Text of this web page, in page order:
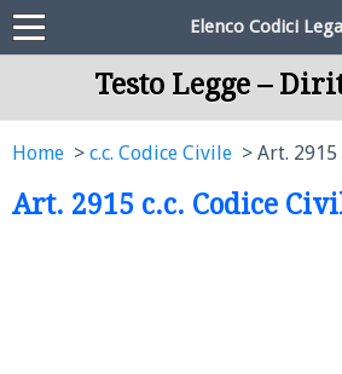
Elenco Codici
Testo Legge –
Home c.c. Codice Civile Art. 2915
Art. 2915 c.c. Codice